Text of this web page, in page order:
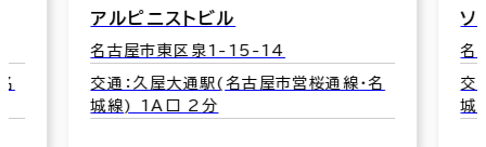
ソアービル泉
名古屋市東区泉1-2-3
交通：久屋大通駅(名古屋市営桜通線･名
城線) 1A口 7分
ふ
名
交
2